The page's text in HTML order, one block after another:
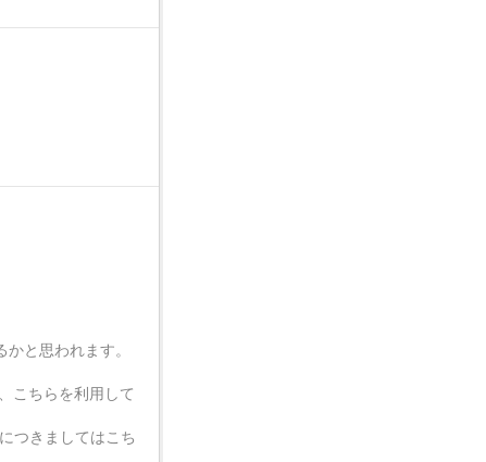
と思われます。
こちらを利用して
つきましてはこち